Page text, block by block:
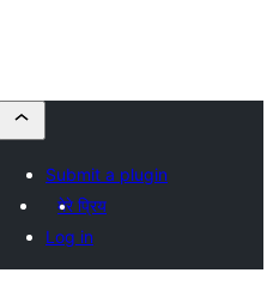
Submit a plugin
मेरे प्रिय
Log in